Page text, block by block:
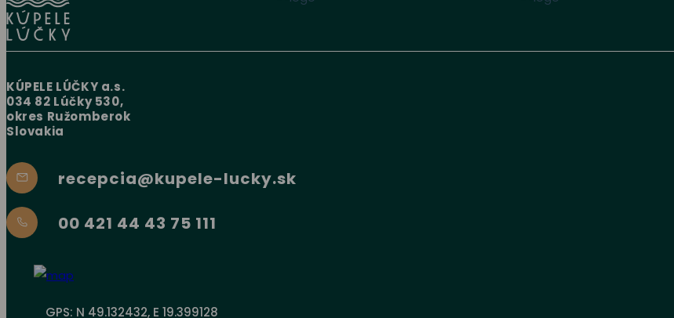
KÚPELE LÚČKY a.s.
034 82 Lúčky 530,
okres Ružomberok
Slovakia
recepcia@kupele-lucky.sk
00 421 44 43 75 111
GPS: N 49.132432, E 19.399128